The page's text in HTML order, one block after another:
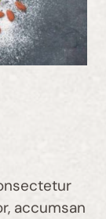
accumsan